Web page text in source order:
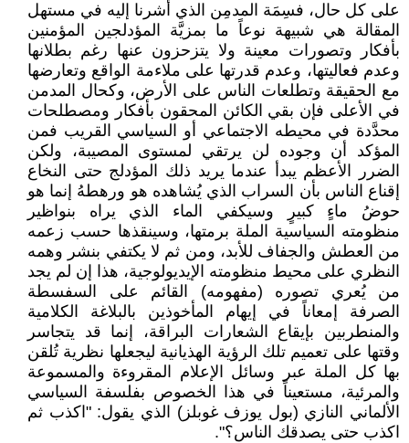
على كل حال، فسِمَة المدمِن الذي أشرنا إليه في مستهل
المقالة هي شبيهة نوعاً ما بمزيَّة المؤدلجين المؤمنين
بأفكار وتصورات معينة ولا يتزحزون عنها رغم بطلانها
وعدم فعاليتها، وعدم قدرتها على ملاءمة الواقع وتعارضها
مع الحقيقة وتطلعات الناس على الأرض، وكحال المدمن
في الأعلى فإن بقي الكائن المحقون بأفكار ومصطلحات
محدَّدة في محيطه الاجتماعي أو السياسي القريب فمن
المؤكد أن وجوده لن يرتقي لمستوى المصيبة، ولكن
الضرر الأعظم يبدأ عندما يريد ذلك المؤدلج حتى النخاع
إقناع الناس بأن السراب الذي يُشاهده هو ورهطهُ إنما هو
حوضُ ماءٍ كبيرٍ وسيكفي الماء الذي يراه بنواظير
منظومته السياسية الملة برمتها، وسينقذها حسب زعمه
من العطش والجفاف للأبد، ومن ثم لا يكتفي بنشر وهمه
النظري على محيط منظومته الإيديولوجية، هذا إن لم يجد
من يُعري تصوره (مفهومه) القائم على السفسطة
الصرفة إمعاناً في إيهام المأخوذين بالبلاغة الكلامية
والمنطربين بإيقاع الشعارات البراقة، إنما قد يتجاسر
وقتها على تعميم تلك الرؤية الهذيانية ليجعلها نظرية تُلقن
بها كل الملة عبر وسائل الإعلام المقروءة والمسموعة
والمرئية، مستعيناً في هذا الخصوص بفلسفة السياسي
الألماني النازي (بول يوزف غوبلز) الذي يقول: "اكذب ثم
اكذب حتى يصدقك الناس؟".